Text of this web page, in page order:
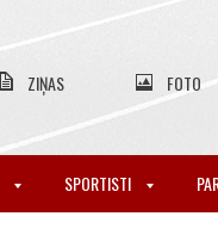
ZIŅAS FOTO
SPORTISTI